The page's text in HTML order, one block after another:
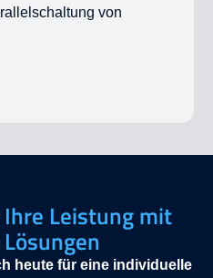
von
Leistung mit
heute für eine individuelle